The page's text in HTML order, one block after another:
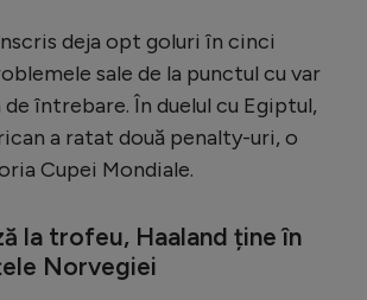
deja opt goluri în cinci
sale de la punctul cu var
de întrebare. În duelul cu Egiptul,
a ratat două penalty-uri, o
Cupei Mondiale.
la trofeu, Haaland ține în
Norvegiei